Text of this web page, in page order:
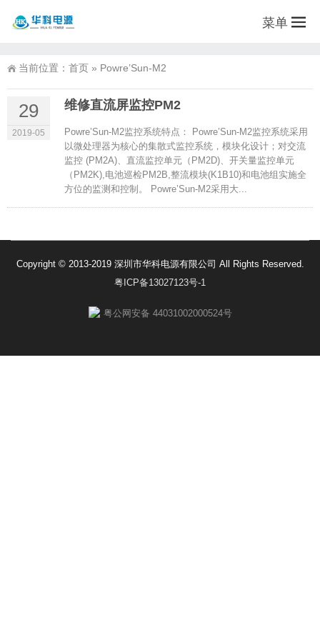
菜单
当前位置： 首页 » Powre’Sun-M2
29
2019-05
维修直流屏监控PM2
Powre’Sun-M2监控系统特点： Powre’Sun-M2监控系统采用
以微处理器为核心的集散式监控系统，模块化设计；对交流
监控 (PM2A)、直流监控单元（PM2D)、开关量监控单元
（PM2K),电池巡检PM2B,整流模块(K1B10)和电池组实施全
方位的监测和控制。 Powre’Sun-M2采用大...
Copyright © 2013-2019 深圳市华科电源有限公司 All Rights Reserved.
粤ICP备13027123号-1
粤公网安备 44031002000524号